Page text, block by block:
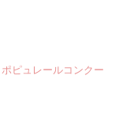
ピュレールコンクー